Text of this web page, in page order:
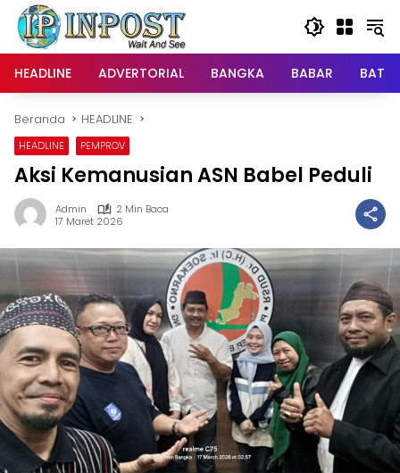
Langsung
konten
HEADLINE
ADVERTORIAL BANGKA BABAR
Beranda HEADLINE
HEADLINE PEMPROV
Aksi Kemanusian ASN Babel Peduli
Admin
2 Min Baca
17 Maret 2026